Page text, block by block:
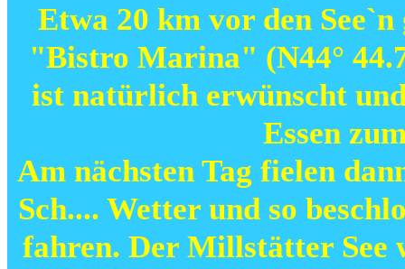
Etwa 20 km vor den
"Bistro Marina" (N44°
ist natürlich erwünscht
Essen
Am nächsten Tag fielen
Sch.... Wetter und so
fahren. Der Millstätter See